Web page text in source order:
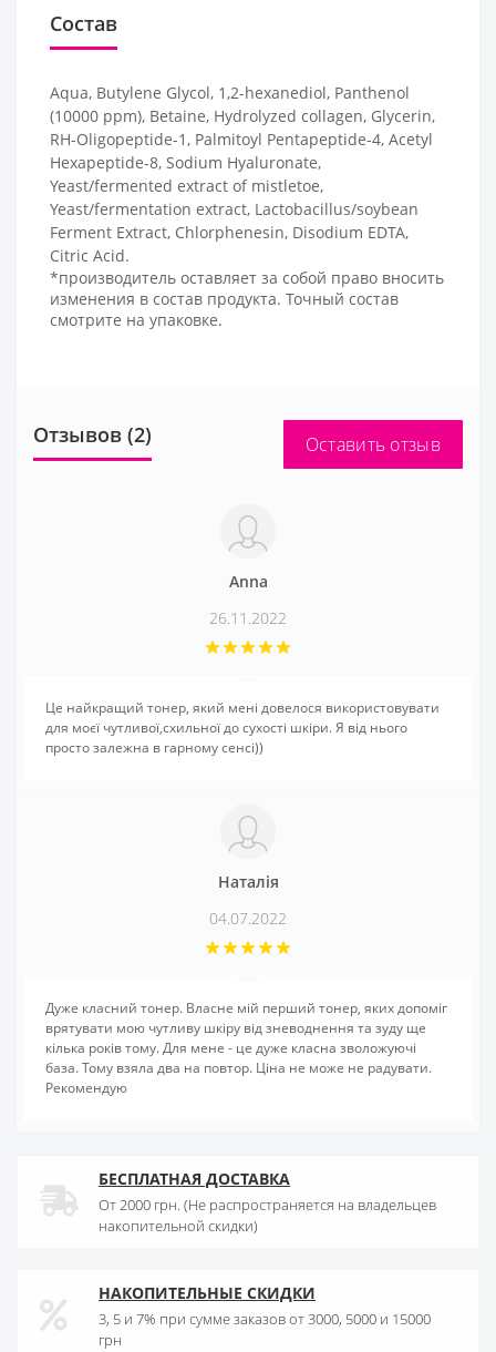
Состав
Aqua, Butylene Glycol, 1,2-hexanediol, Panthenol
(10000 ppm), Betaine, Hydrolyzed collagen, Glycerin,
RH-Oligopeptide-1, Palmitoyl Pentapeptide-4, Acetyl
Hexapeptide-8, Sodium Hyaluronate,
Yeast/fermented extract of mistletoe,
Yeast/fermentation extract, Lactobacillus/soybean
Ferment Extract, Chlorphenesin, Disodium EDTA,
Citric Acid.
*производитель оставляет за собой право вносить
изменения в состав продукта. Точный состав
смотрите на упаковке.
Отзывов (2) Оставить отзыв
Anna
26.11.2022
Це найкращий тонер, який мені довелося використовувати
для моєї чутливої,схильної до сухості шкіри. Я від нього
просто залежна в гарному сенсі))
Наталія
04.07.2022
Дуже класний тонер. Власне мій перший тонер, яких допоміг
врятувати мою чутливу шкіру від зневоднення та зуду ще
кілька років тому. Для мене - це дуже класна зволожуючі
база. Тому взяла два на повтор. Ціна не може не радувати.
Рекомендую
БЕСПЛАТНАЯ ДОСТАВКА
От 2000 грн. (Не распространяется на владельцев
накопительной скидки)
НАКОПИТЕЛЬНЫЕ СКИДКИ
3, 5 и 7% при сумме заказов от 3000, 5000 и 15000
грн